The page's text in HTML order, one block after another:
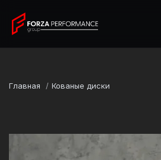
Главная Кованые диски